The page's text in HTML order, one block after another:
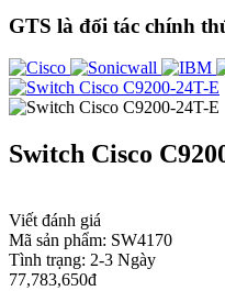
GTS là đối tác chính
Switch Cisco
Viết đánh giá
Mã sản phẩm: SW4170
Tình trạng: 2-3 Ngày
77,783,650đ